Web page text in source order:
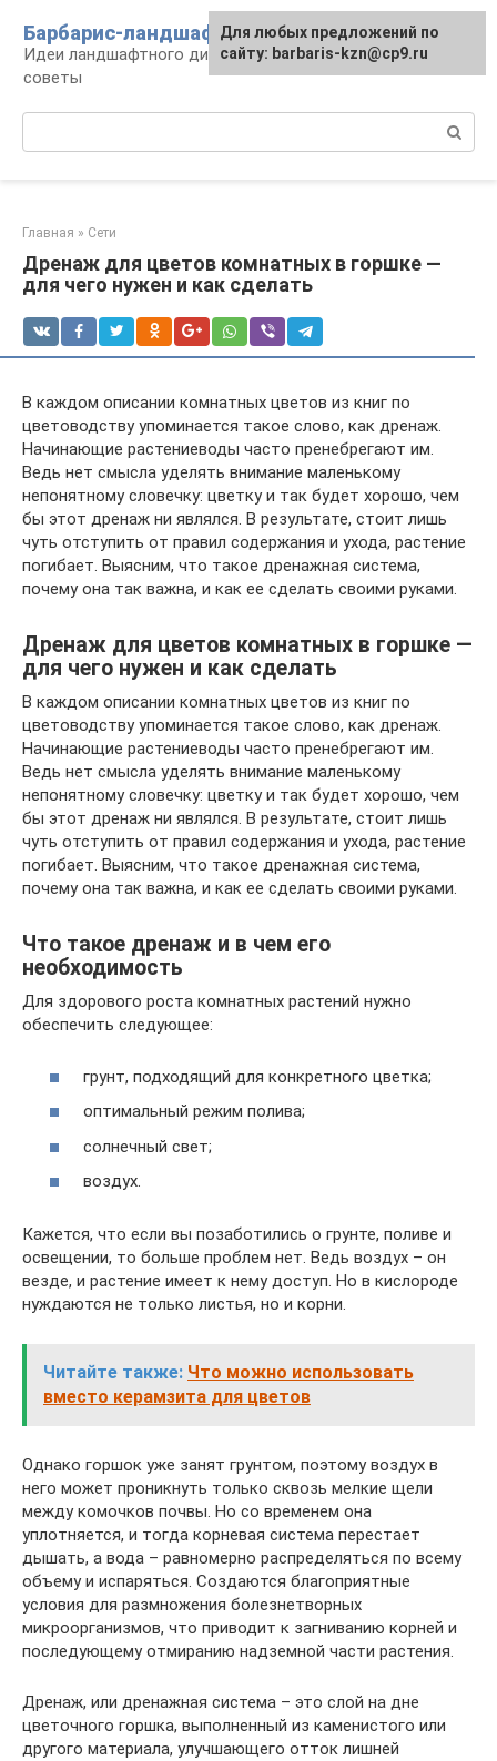
контенту
Барбарис-ландшафт
Идеи ландшафтного дизайна, правила и
советы
Главная » Сети
Дренаж для цветов комнатных в горшке —
для чего нужен и как сделать
В каждом описании комнатных цветов из книг по
цветоводству упоминается такое слово, как дренаж.
Начинающие растениеводы часто пренебрегают им.
Ведь нет смысла уделять внимание маленькому
непонятному словечку: цветку и так будет хорошо, чем
бы этот дренаж ни являлся. В результате, стоит лишь
чуть отступить от правил содержания и ухода, растение
погибает. Выясним, что такое дренажная система,
почему она так важна, и как ее сделать своими руками.
Дренаж для цветов комнатных в горшке —
для чего нужен и как сделать
В каждом описании комнатных цветов из книг по
цветоводству упоминается такое слово, как дренаж.
Начинающие растениеводы часто пренебрегают им.
Ведь нет смысла уделять внимание маленькому
непонятному словечку: цветку и так будет хорошо, чем
бы этот дренаж ни являлся. В результате, стоит лишь
чуть отступить от правил содержания и ухода, растение
погибает. Выясним, что такое дренажная система,
почему она так важна, и как ее сделать своими руками.
Что такое дренаж и в чем его
необходимость
Для здорового роста комнатных растений нужно
обеспечить следующее:
грунт, подходящий для конкретного цветка;
оптимальный режим полива;
солнечный свет;
воздух.
Кажется, что если вы позаботились о грунте, поливе и
освещении, то больше проблем нет. Ведь воздух – он
везде, и растение имеет к нему доступ. Но в кислороде
нуждаются не только листья, но и корни.
Читайте также: Что можно использовать
вместо керамзита для цветов
Однако горшок уже занят грунтом, поэтому воздух в
него может проникнуть только сквозь мелкие щели
между комочков почвы. Но со временем она
уплотняется, и тогда корневая система перестает
дышать, а вода – равномерно распределяться по всему
объему и испаряться. Создаются благоприятные
условия для размножения болезнетворных
микроорганизмов, что приводит к загниванию корней и
последующему отмиранию надземной части растения.
Дренаж, или дренажная система – это слой на дне
цветочного горшка, выполненный из каменистого или
другого материала, улучшающего отток лишней
Для любых предложений по
сайту: barbaris-kzn@cp9.ru